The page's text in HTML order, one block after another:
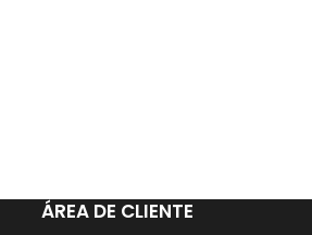
ÁREA DE CLIENTE